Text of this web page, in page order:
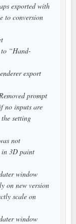
exported with
to conversion
“Hand-
export
prompt
no inputs are
setting
not
in 3D paint
window
on new version
scale on
window